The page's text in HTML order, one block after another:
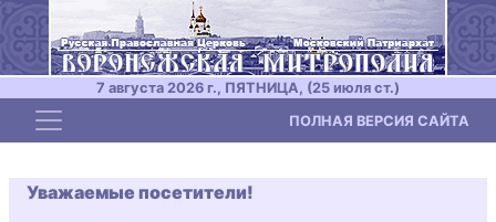
7 августа 2026 г., ПЯТНИЦА, (25 июля ст.)
Toggle navigation ПОЛНАЯ ВЕРСИЯ САЙТА
Уважаемые посетители!